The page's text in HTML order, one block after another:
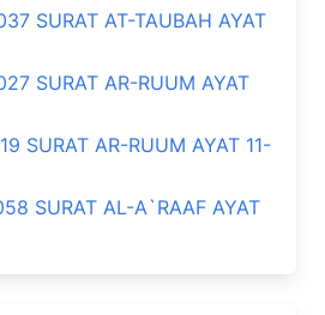
SURAT AT-TAUBAH AYAT
SURAT AR-RUUM AYAT
SURAT AR-RUUM AYAT 11-
SURAT AL-A`RAAF AYAT